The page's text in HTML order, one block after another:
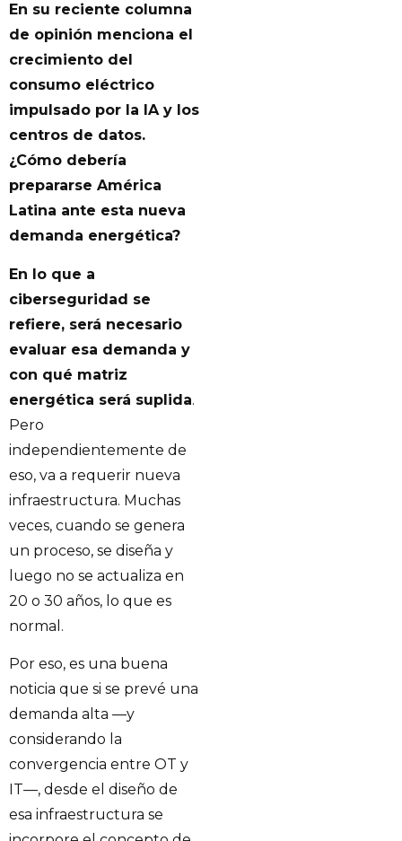
En su reciente columna
de opinión menciona el
crecimiento del
consumo eléctrico
impulsado por la IA y los
centros de datos.
¿Cómo debería
prepararse América
Latina ante esta nueva
demanda energética?
En lo que a
ciberseguridad se
refiere, será necesario
evaluar esa demanda y
con qué matriz
energética será suplida.
Pero
independientemente de
eso, va a requerir nueva
infraestructura. Muchas
veces, cuando se genera
un proceso, se diseña y
luego no se actualiza en
20 o 30 años, lo que es
normal.
Por eso, es una buena
noticia que si se prevé una
demanda alta —y
considerando la
convergencia entre OT y
IT—, desde el diseño de
esa infraestructura se